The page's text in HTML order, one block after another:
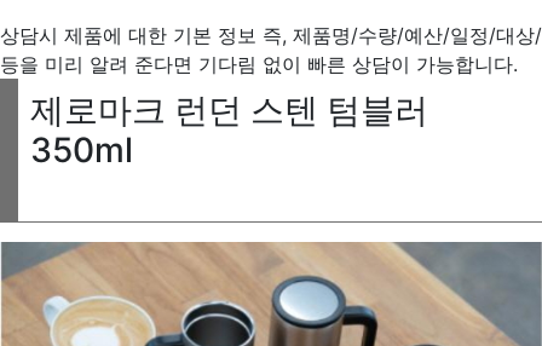
상담시 제품에 대한 기본 정보 즉, 제품명/수량/예산/일정/대상/
등을 미리 알려 준다면 기다림 없이 빠른 상담이 가능합니다.
제로마크 런던 스텐 텀블러
350ml